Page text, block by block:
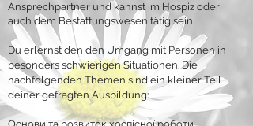
Ansprechpartner und kannst im Hospiz oder
auch dem Bestattungswesen tätig sein.
Du erlernst den den Umgang mit Personen in
besonders schwierigen Situationen. Die
nachfolgenden Themen sind ein kleiner Teil
deiner gefragten Ausbildung: